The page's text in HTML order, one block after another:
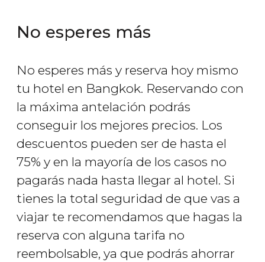
No esperes más
No esperes más y reserva hoy mismo
tu hotel en Bangkok. Reservando con
la máxima antelación podrás
conseguir los mejores precios. Los
descuentos pueden ser de hasta el
75% y en la mayoría de los casos no
pagarás nada hasta llegar al hotel. Si
tienes la total seguridad de que vas a
viajar te recomendamos que hagas la
reserva con alguna tarifa no
reembolsable, ya que podrás ahorrar